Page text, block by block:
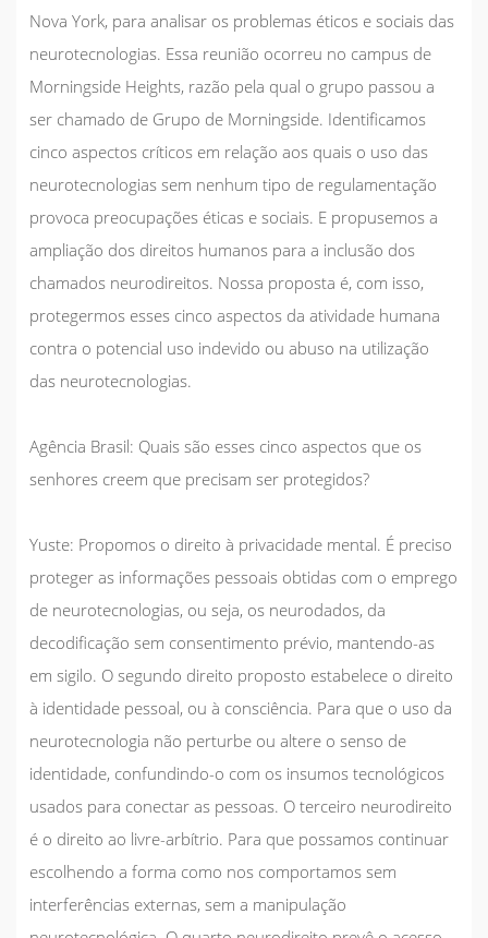
Nova York, para analisar os problemas éticos e sociais das
neurotecnologias. Essa reunião ocorreu no campus de
Morningside Heights, razão pela qual o grupo passou a
ser chamado de Grupo de Morningside. Identificamos
cinco aspectos críticos em relação aos quais o uso das
neurotecnologias sem nenhum tipo de regulamentação
provoca preocupações éticas e sociais. E propusemos a
ampliação dos direitos humanos para a inclusão dos
chamados neurodireitos. Nossa proposta é, com isso,
protegermos esses cinco aspectos da atividade humana
contra o potencial uso indevido ou abuso na utilização
das neurotecnologias.
Agência Brasil: Quais são esses cinco aspectos que os
senhores creem que precisam ser protegidos?
Yuste: Propomos o direito à privacidade mental. É preciso
proteger as informações pessoais obtidas com o emprego
de neurotecnologias, ou seja, os neurodados, da
decodificação sem consentimento prévio, mantendo-as
em sigilo. O segundo direito proposto estabelece o direito
à identidade pessoal, ou à consciência. Para que o uso da
neurotecnologia não perturbe ou altere o senso de
identidade, confundindo-o com os insumos tecnológicos
usados para conectar as pessoas. O terceiro neurodireito
é o direito ao livre-arbítrio. Para que possamos continuar
escolhendo a forma como nos comportamos sem
interferências externas, sem a manipulação